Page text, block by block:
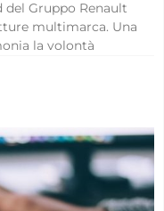
Gruppo Renault
multimarca. Una
la volontà